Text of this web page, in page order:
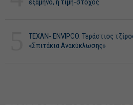
εξάμηνο, η τιμή-στόχος
ΤΕΧΑΝ- ENVIPCO: Τεράστιος
«Σπιτάκια Ανακύκλωσης»